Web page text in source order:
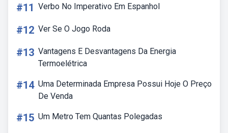
#11 Verbo No Imperativo Em Espanhol
#12 Ver Se O Jogo Roda
#13 Vantagens E Desvantagens Da Energia
Termoelétrica
#14 Uma Determinada Empresa Possui Hoje O Preço
De Venda
#15 Um Metro Tem Quantas Polegadas